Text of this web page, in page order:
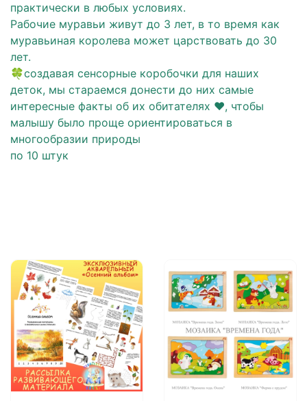
практически в любых условиях.
Рабочие муравьи живут до 3 лет, в то время как
муравьиная королева может царствовать до 30
лет.
🍀создавая сенсорные коробочки для наших
деток, мы стараемся донести до них самые
интересные факты об их обитателях ❤, чтобы
малышу было проще ориентироваться в
многообразии природы
по 10 штук